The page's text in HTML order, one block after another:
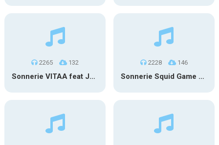
2265 132
Sonnerie VITAA feat JULIEN DORÉ – VIENS ON ESSAIE
2228 146
Sonnerie Squid Game – Mingle Game Song “Round and Round”